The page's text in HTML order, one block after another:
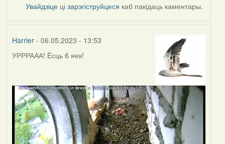
Увайдзіце цізарэгіструйцеся каб пакідаць каментары.
Harrier- 06.05.2023 - 13:53
УРРРААА! Ёсць 6 яек!